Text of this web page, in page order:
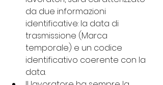
da due informazioni
identificative: la data di
trasmissione (Marca
temporale) e un codice
identificativo coerente con la
data.